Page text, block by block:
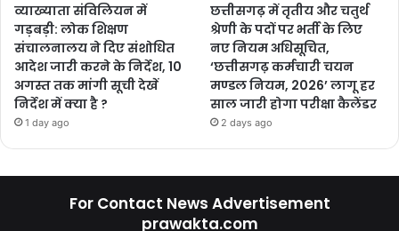
व्याख्याता संविलियन में
गड़बड़ी: लोक शिक्षण
संचालनालय ने दिए संशोधित
आदेश जारी करने के निर्देश, 10
अगस्त तक मांगी सूची देखें
निर्देश में क्या है ?
1 day ago
छत्तीसगढ़ में तृतीय और चतुर्थ
श्रेणी के पदों पर भर्ती के लिए
नए नियम अधिसूचित,
‘छत्तीसगढ़ कर्मचारी चयन
मण्डल नियम, 2026’ लागू हर
साल जारी होगा परीक्षा कैलेंडर
2 days ago
For Contact News Advertisement
prawakta.com